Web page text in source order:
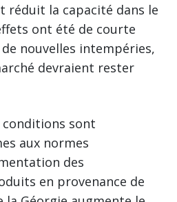
réduit la capacité dans le
ont été de courte
nouvelles intempéries,
devraient rester
conditions sont
aux normes
des
en provenance de